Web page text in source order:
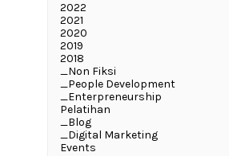
2022
2021
2020
2019
2018
_Non Fiksi
_People Development
_Enterpreneurship
Pelatihan
_Blog
_Digital Marketing
Events